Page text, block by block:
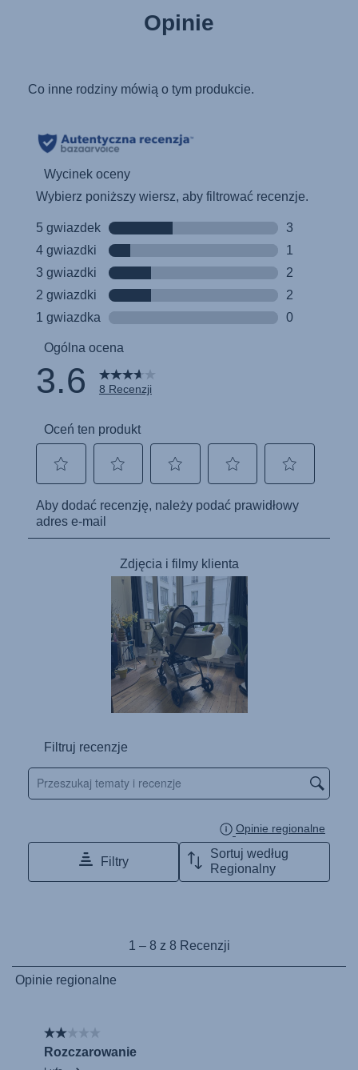
Brugerinstruktioner (Dansk)
Kasutusjuhend (Eesti keel)
Οδηγίες χρήσης (Ελληνική γλώσσα)
Használati útmutató (Magyar nyelv)
Lietošanas instrukcija (Latviešu valoda)
Naudojimo instrukcija (Lietuvių kalba)
Monteringsanvisning (Norsk)
Instrucţiuni de utilizare (Limba română)
Uputstvo za korišcenje (Srpski)
Navodila za uporabo (Slovenščina)
Bruksanvisning (Svenska)
Kullanım talimatı (Türkçe)
Opinie